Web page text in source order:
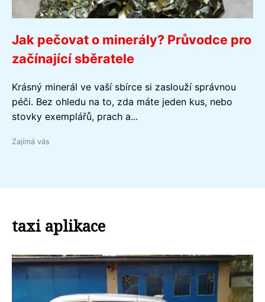
Jak pečovat o minerály? Průvodce pro
začínající sběratele
Krásný minerál ve vaší sbírce si zaslouží správnou
péči. Bez ohledu na to, zda máte jeden kus, nebo
stovky exemplářů, prach a...
Zajímá vás
taxi aplikace